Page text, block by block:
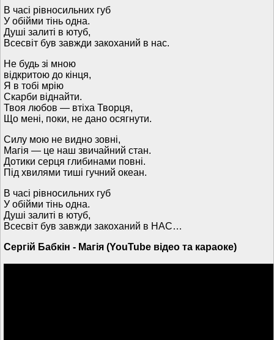
В часі рівносильних губ
У обійми тінь одна.
Душі залиті в ютуб,
Всесвіт був завжди закоханий в нас.
Не будь зі мною
відкритою до кінця,
Я в тобі мрію
Скарби віднайти.
Твоя любов — втіха Творця,
Що мені, поки, не дано осягнути.
Силу мою не видно зовні,
Магія — це наш звичайний стан.
Дотики серця глибинами повні.
Під хвилями тиші гучний океан.
В часі рівносильних губ
У обійми тінь одна.
Душі залиті в ютуб,
Всесвіт був завжди закоханий в НАС…
Сергій Бабкін - Магія (YouTube відео та караоке)